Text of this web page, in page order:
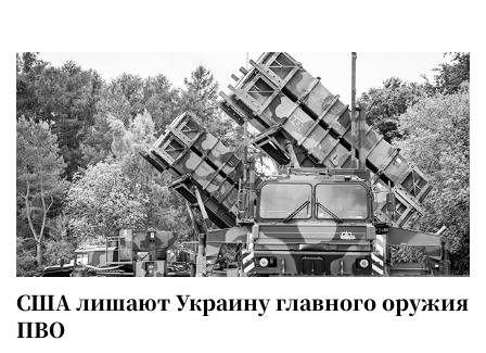
США лишают Украину главного оружия
ПВО